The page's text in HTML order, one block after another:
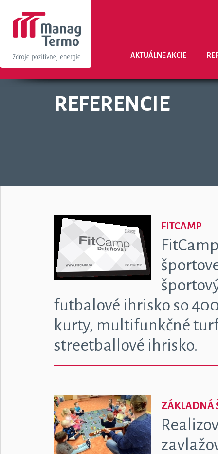
AKTUÁLNE AKCIE
REFERENCIE
FITCAMP
futbalové ihrisko so
kurty, multifunkčné
streetballové ihrisko.
ZÁKLADNÁ